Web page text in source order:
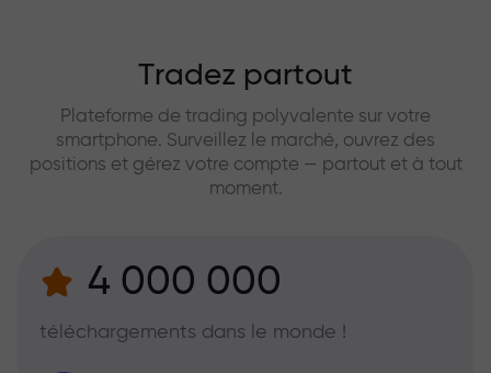
Tradez partout
Plateforme de trading polyvalente sur votre
smartphone. Surveillez le marché, ouvrez des
positions et gérez votre compte — partout et à tout
moment.
4 000 000
téléchargements dans le monde !